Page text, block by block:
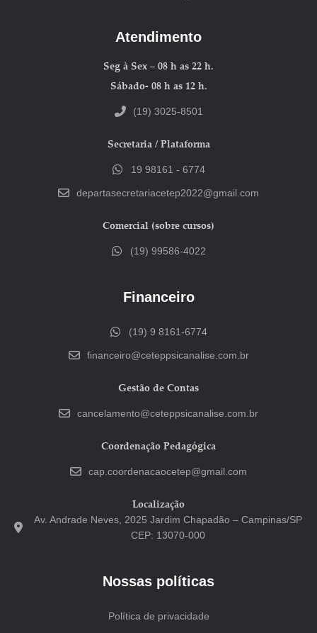
Atendimento
Seg à Sex – 08 h as 22 h.
Sábado- 08 h as 12 h.
(19) 3025-8501
Secretaria / Plataforma
19 98161 - 6774
departasecretariacetep2022@gmail.com
Comercial (sobre cursos)
(19) 99586-4022
Financeiro
(19) 9 8161-6774
financeiro@ceteppsicanalise.com.br
Gestão de Contas
cancelamento@ceteppsicanalise.com.br
Coordenação Pedagógica
cap.coordenacaocetep@gmail.com
Localização
Av. Andrade Neves, 2025 Jardim Chapadão – Campinas/SP
CEP: 13070-000
Nossas políticas
Política de privacidade